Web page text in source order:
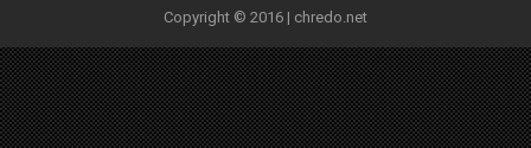
Copyright © 2016 | chredo.net